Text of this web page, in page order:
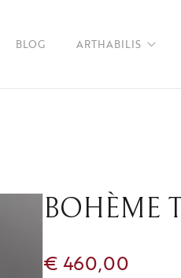
BLOG ARTHABILIS
BOHÈME
€ 460,00